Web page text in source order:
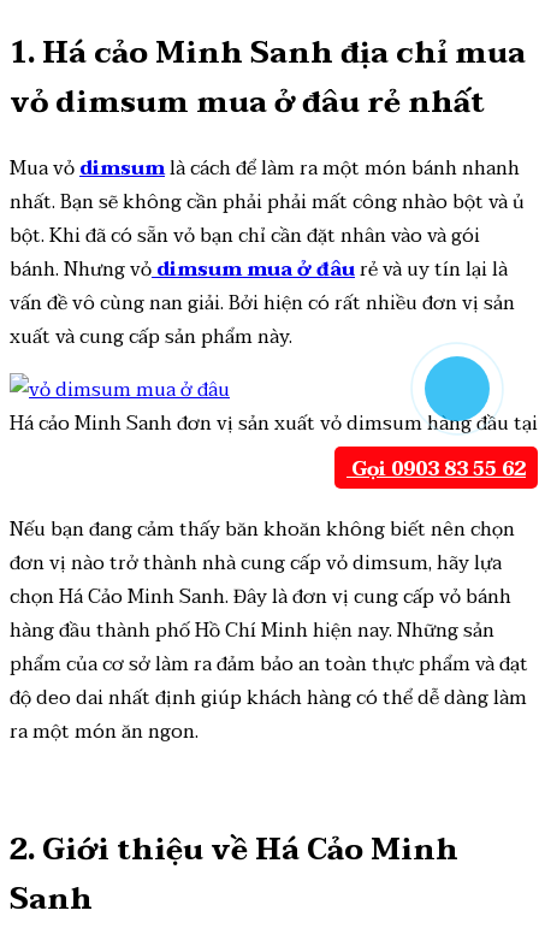
1. Há cảo Minh Sanh địa chỉ mua
vỏ dimsum mua ở đâu rẻ nhất
Mua vỏdimsumlà cách để làm ra một món bánh nhanh
nhất. Bạn sẽ không cần phải phải mất công nhào bột và ủ
bột. Khi đã có sẵn vỏ bạn chỉ cần đặt nhân vào và gói
bánh. Nhưng vỏdimsum mua ở đâurẻ và uy tín lại là
vấn đề vô cùng nan giải. Bởi hiện có rất nhiều đơn vị sản
xuất và cung cấp sản phẩm này.
Há cảo Minh Sanh đơn vị sản xuất vỏ dimsum hàng đầu
Nếu bạn đang cảm thấy băn khoăn không biết nên chọn
đơn vị nào trở thành nhà cung cấp vỏ dimsum, hãy lựa
chọn Há Cảo Minh Sanh. Đây là đơn vị cung cấp vỏ bánh
hàng đầu thành phố Hồ Chí Minh hiện nay. Những sản
phẩm của cơ sở làm ra đảm bảo an toàn thực phẩm và đạt
độ deo dai nhất định giúp khách hàng có thể dễ dàng làm
ra một món ăn ngon.
2. Giới thiệu về Há Cảo Minh
Sanh
Gọi 0903 83 55 62